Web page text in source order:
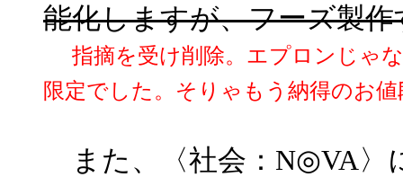
能化しますが、フーズ製
指摘を受け削除。エプロンじゃ
限定でした。そりゃもう納得のお値
また、〈社会：N◎VA〉